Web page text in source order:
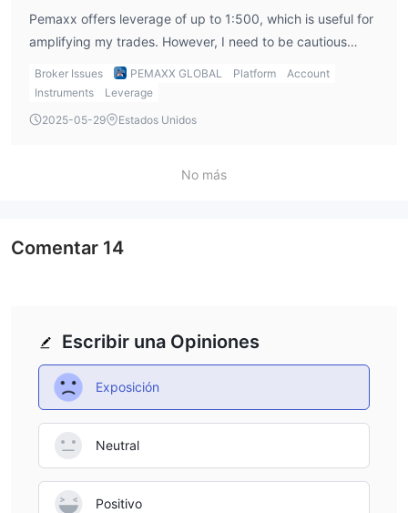
Pemaxx offers leverage of up to 1:500, which is useful for
amplifying my trades. However, I need to be cautious
when using high leverage, as it can also significantly
increase my risk of loss, especially in volatile markets.
Broker Issues PEMAXX GLOBAL Platform
Account
Instruments
Leverage
2025-05-29
Estados Unidos
No más
Escribir una Opiniones
Exposición
Neutral
Positivo
Comentar 14